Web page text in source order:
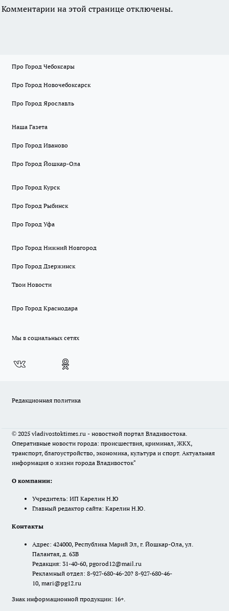
Комментарии на этой странице отключены.
Про Город Чебоксары
Про Город Новочебоксарск
Про Город Ярославль
Наша Газета
Про Город Иваново
Про Город Йошкар-Ола
Про Город Курск
Про Город Рыбинск
Про Город Уфа
Про Город Нижний Новгород
Про Город Дзержинск
Твои Новости
Про Город Краснодара
Мы в социальных сетях
Редакционная политика
© 2025 vladivostoktimes.ru - новостной портал Владивостока.
Оперативные новости города: происшествия, криминал, ЖКХ,
транспорт, благоустройство, экономика, культура и спорт. Актуальная
информация о жизни города Владивосток"
О компании:
Учредитель: ИП Карелин Н.Ю
Главный редактор сайта: Карелин Н.Ю.
Контакты
Адрес: 424000, Республика Марий Эл, г. Йошкар-Ола, ул.
Палантая, д. 63В
Редакция: 31-40-60, pgorod12@mail.ru
Рекламный отдел: 8-927-680-46-20? 8-927-680-46-
10, mari@pg12.ru
Знак информационной продукции: 16+.